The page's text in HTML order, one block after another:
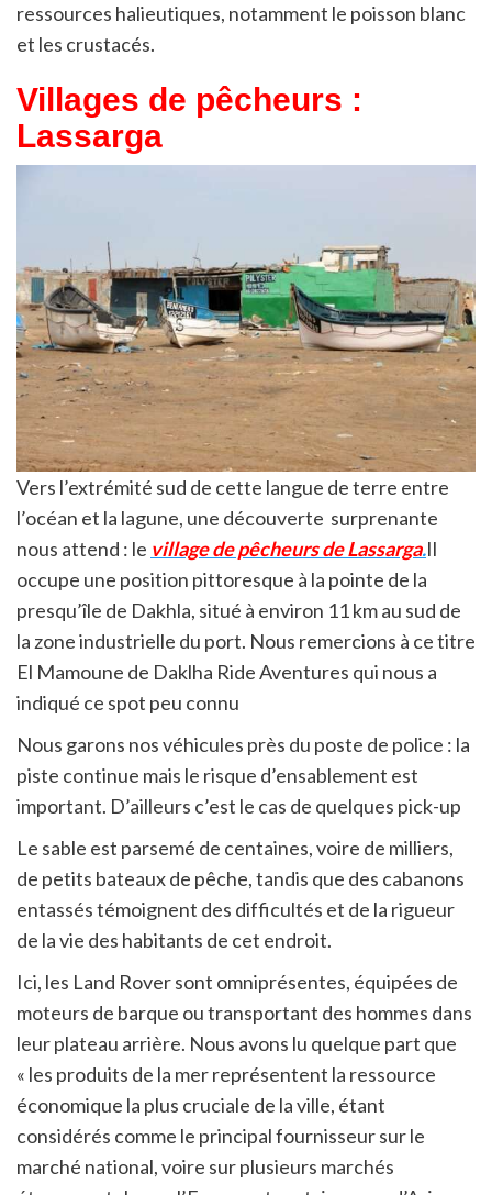
ressources halieutiques, notamment le poisson blanc
et les crustacés.
Villages de pêcheurs :
Lassarga
Vers l’extrémité sud de cette langue de terre entre
l’océan et la lagune, une découverte surprenante
nous attend : le village de pêcheurs de Lassarga.Il
occupe une position pittoresque à la pointe de la
presqu’île de Dakhla, situé à environ 11 km au sud de
la zone industrielle du port. Nous remercions à ce titre
El Mamoune de Daklha Ride Aventures qui nous a
indiqué ce spot peu connu
Nous garons nos véhicules près du poste de police : la
piste continue mais le risque d’ensablement est
important. D’ailleurs c’est le cas de quelques pick-up
Le sable est parsemé de centaines, voire de milliers,
de petits bateaux de pêche, tandis que des cabanons
entassés témoignent des difficultés et de la rigueur
de la vie des habitants de cet endroit.
Ici, les Land Rover sont omniprésentes, équipées de
moteurs de barque ou transportant des hommes dans
leur plateau arrière. Nous avons lu quelque part que
« les produits de la mer représentent la ressource
économique la plus cruciale de la ville, étant
considérés comme le principal fournisseur sur le
marché national, voire sur plusieurs marchés